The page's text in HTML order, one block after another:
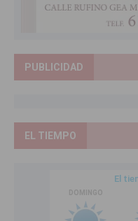
PUBLICIDAD
EL TIEMPO